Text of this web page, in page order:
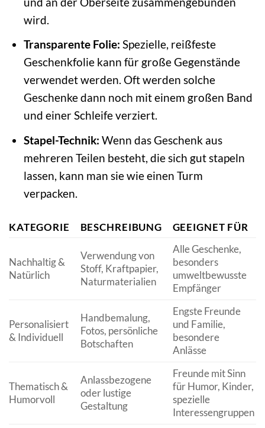
wird.
Transparente Folie: Spezielle, reißfeste
Geschenkfolie kann für große Gegenstände
verwendet werden. Oft werden solche
Geschenke dann noch mit einem großen Band
und einer Schleife verziert.
Stapel-Technik: Wenn das Geschenk aus
mehreren Teilen besteht, die sich gut stapeln
lassen, kann man sie wie einen Turm
verpacken.
KATEGORIE BESCHREIBUNG GEEIGNET FÜR
Nachhaltig &
Natürlich
Verwendung von
Stoff, Kraftpapier,
Naturmaterialien
Alle Geschenke,
besonders
umweltbewusste
Empfänger
Personalisiert
& Individuell
Handbemalung,
Fotos, persönliche
Botschaften
Engste Freunde
und Familie,
besondere
Anlässe
Thematisch &
Humorvoll
Anlassbezogene
oder lustige
Gestaltung
Freunde mit Sinn
für Humor, Kinder,
spezielle
Interessengruppen